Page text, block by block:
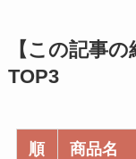
【この記事
TOP3
順
商品名